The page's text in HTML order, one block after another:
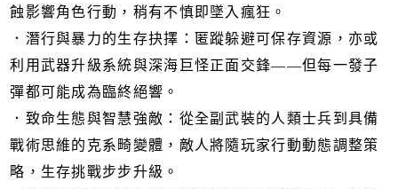
蝕影響角色行動，稍有不慎即墜入瘋狂。
．潛行與暴力的生存抉擇：匿蹤躲避可保存資源，亦或
利用武器升級系統與深海巨怪正面交鋒——但每一發子
彈都可能成為臨終絕響。
．致命生態與智慧強敵：從全副武裝的人類士兵到具備
戰術思維的克系畸變體，敵人將隨玩家行動動態調整策
略，生存挑戰步步升級。